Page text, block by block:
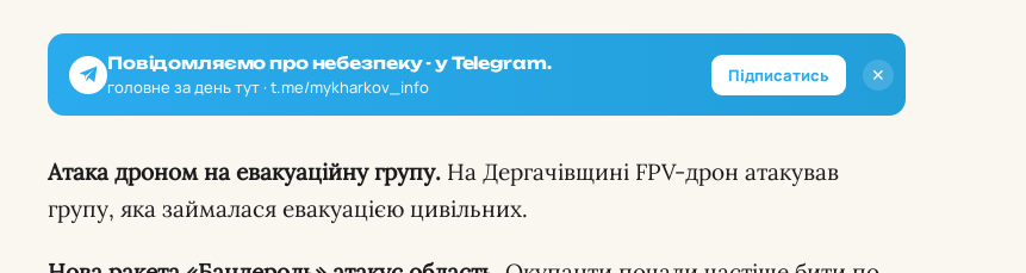
✕
Повідомляємо про небезпеку - у Telegram.
головне за день тут · t.me/mykharkov_info
Підписатись
Атака дроном на евакуаційну групу. На Дергачівщині FPV-дрон атакував
групу, яка займалася евакуацією цивільних.